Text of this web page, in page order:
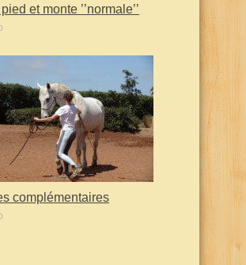
et monte ’’normale’’
complémentaires